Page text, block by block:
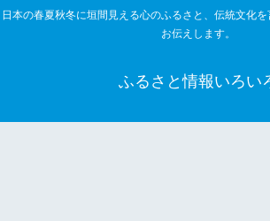
日本の春夏秋冬に垣間見える心のふるさと、伝統文化
お伝えします。
ふるさと情報いろい